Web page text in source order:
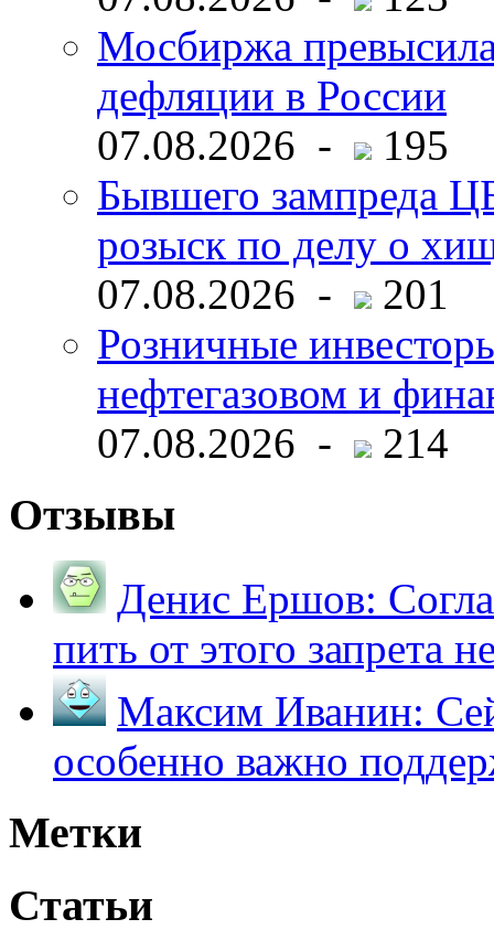
Мосбиржа
дефляции в России
07.08.2026 -
195
Бывшего зампреда
розыск по делу о
07.08.2026 -
201
Розничные
нефтегазовом и
07.08.2026 -
214
Отзывы
Денис Ершов:
пить от этого запрета
Максим Иванин:
особенно важно
Метки
Статьи